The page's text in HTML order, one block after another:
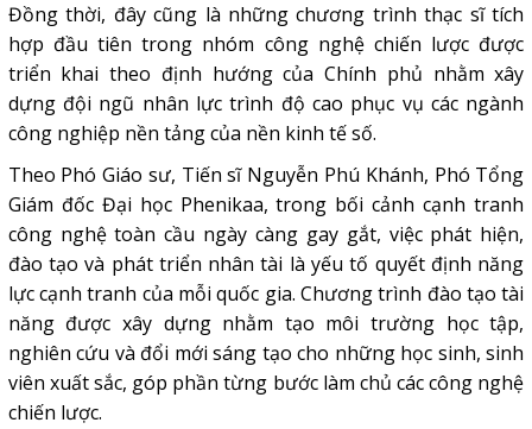
Đồng thời, đây cũng là những chương trình thạc sĩ tích
hợp đầu tiên trong nhóm công nghệ chiến lược được
triển khai theo định hướng của Chính phủ nhằm xây
dựng đội ngũ nhân lực trình độ cao phục vụ các ngành
công nghiệp nền tảng của nền kinh tế số.
Theo Phó Giáo sư, Tiến sĩ Nguyễn Phú Khánh, Phó Tổng
Giám đốc Đại học Phenikaa, trong bối cảnh cạnh tranh
công nghệ toàn cầu ngày càng gay gắt, việc phát hiện,
đào tạo và phát triển nhân tài là yếu tố quyết định năng
lực cạnh tranh của mỗi quốc gia. Chương trình đào tạo tài
năng được xây dựng nhằm tạo môi trường học tập,
nghiên cứu và đổi mới sáng tạo cho những học sinh, sinh
viên xuất sắc, góp phần từng bước làm chủ cáccông nghệ
chiến lược.